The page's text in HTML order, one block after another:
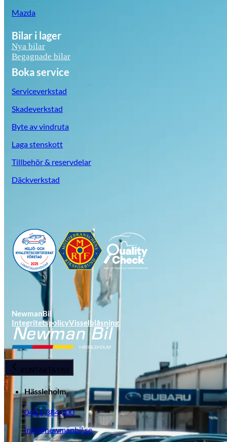
Opel
Mazda
Bilar i lager
Nya bilar
Begagnade bilar
Boka service
Serviceverkstad
Skadeverkstad
Byte av vindruta
Laga stenskott
Tillbehör & reservdelar
Däckverkstad
NewmanBil
IntegritetspolicyVisselblåsning
KONTAKTA OSS
Hässleholm
0451-384 000
info@newmanbil.se